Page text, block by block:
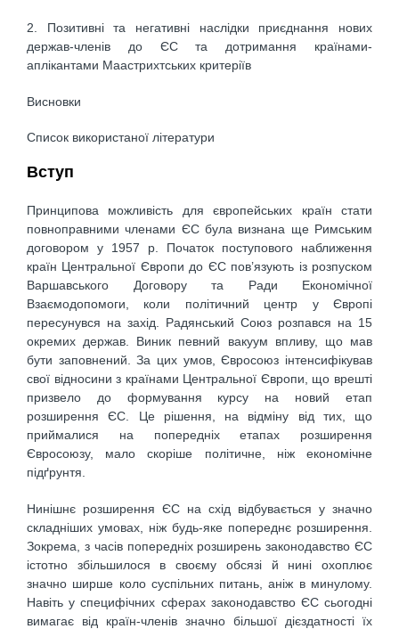
2. Позитивні та негативні наслідки приєднання нових
держав-членів до ЄС та дотримання країнами-
аплікантами Маастрихтських критеріїв
Висновки
Список використаної літератури
Вступ
Принципова можливість для європейських країн стати
повноправними членами ЄС була визнана ще Римським
договором у 1957 р. Початок поступового наближення
країн Центральної Європи до ЄС пов’язують із розпуском
Варшавського Договору та Ради Економічної
Взаємодопомоги, коли політичний центр у Європі
пересунувся на захід. Радянський Союз розпався на 15
окремих держав. Виник певний вакуум впливу, що мав
бути заповнений. За цих умов, Євросоюз інтенсифікував
свої відносини з країнами Центральної Європи, що врешті
призвело до формування курсу на новий етап
розширення ЄС. Це рішення, на відміну від тих, що
приймалися на попередніх етапах розширення
Євросоюзу, мало скоріше політичне, ніж економічне
підґрунтя.
Нинішнє розширення ЄС на схід відбувається у значно
складніших умовах, ніж будь-яке попереднє розширення.
Зокрема, з часів попередніх розширень законодавство ЄС
істотно збільшилося в своєму обсязі й нині охоплює
значно ширше коло суспільних питань, аніж в минулому.
Навіть у специфічних сферах законодавство ЄC сьогодні
вимагає від країн-членів значно більшої дієздатності їх